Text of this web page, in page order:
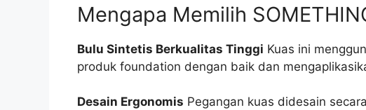
Mengapa Memilih
Bulu Sintetis Berkualitas Tinggi Kuas ini
produk foundation dengan baik dan
Desain Ergonomis Pegangan kuas didesain